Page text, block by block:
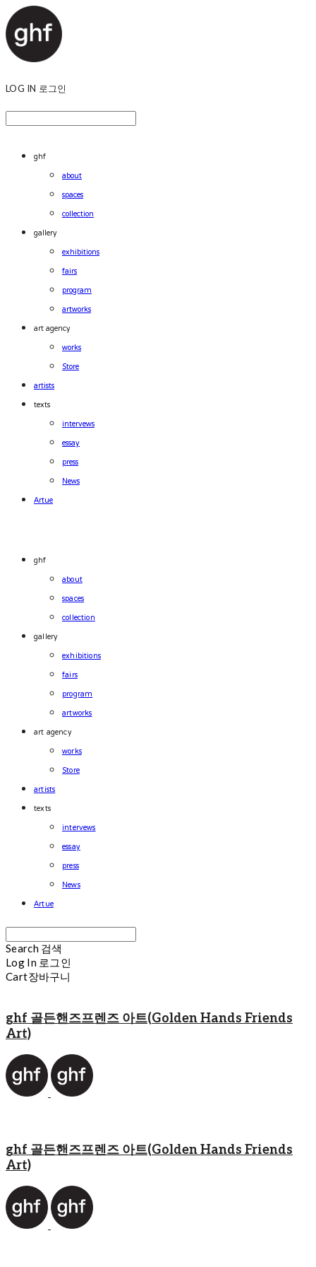
LOG IN 로그인
ghf
about
spaces
collection
gallery
exhibitions
fairs
program
artworks
art agency
works
Store
artists
texts
intervews
essay
press
News
Artue
ghf
about
spaces
collection
gallery
exhibitions
fairs
program
artworks
art agency
works
Store
artists
texts
intervews
essay
press
News
Artue
Search 검색
Log In 로그인
Cart장바구니
ghf 골든핸즈프렌즈 아트(Golden Hands Friends
Art)
ghf 골든핸즈프렌즈 아트(Golden Hands Friends
Art)